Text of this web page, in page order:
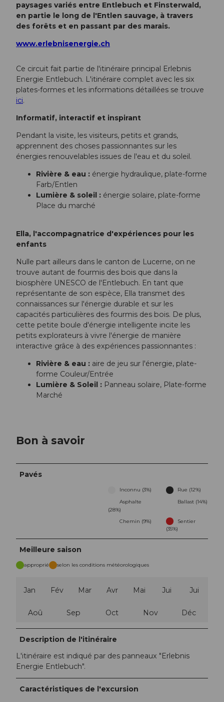
paysages variés entre Entlebuch et Finsterwald,
en partie le long de l'Entlen sauvage, à travers
des forêts et en passant par des marais.
www.erlebnisenergie.ch
Ce circuit fait partie de l'itinéraire principal Erlebnis
Energie Entlebuch. L'itinéraire complet avec les six
plates-formes et les informations détaillées se trouve
ici.
Informatif, interactif et inspirant
Pendant la visite, les visiteurs, petits et grands,
apprennent des choses passionnantes sur les
énergies renouvelables issues de l'eau et du soleil.
Rivière & eau : énergie hydraulique, plate-forme
Farb/Entlen
Lumière & soleil : énergie solaire, plate-forme
Place du marché
Ella, l'accompagnatrice d'expériences pour les
enfants
Nulle part ailleurs dans le canton de Lucerne, on ne
trouve autant de fourmis des bois que dans la
biosphère UNESCO de l'Entlebuch. En tant que
représentante de son espèce, Ella transmet des
connaissances sur l'énergie durable et sur les
capacités particulières des fourmis des bois. De plus,
cette petite boule d'énergie intelligente incite les
petits explorateurs à vivre l'énergie de manière
interactive grâce à des expériences passionnantes :
Rivière & eau : aire de jeu sur l'énergie, plate-
forme Couleur/Entrée
Lumière & Soleil : Panneau solaire, Plate-forme
Marché
Bon à savoir
Pavés
Inconnu (3%)
Rue (12%)
Asphalte
(28%)
Ballast (14%)
Chemin (9%)
Sentier
(35%)
Meilleure saison
approprié selon les conditions météorologiques
Jan Fév Mar Avr Mai Jui Jui
Aoû Sep Oct Nov Déc
Description de l'itinéraire
L'itinéraire est indiqué par des panneaux "Erlebnis
Energie Entlebuch".
Caractéristiques de l'excursion